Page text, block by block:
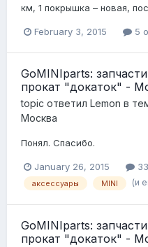
км, 1 покрышка – новая,
February 3, 2015 5
GoMINIparts:
прокат "докаток" -
topic ответил Lemon в
Москва
Понял. Спасибо.
January 26, 2015
аксессуары MINI (и
GoMINIparts:
прокат "докаток" -